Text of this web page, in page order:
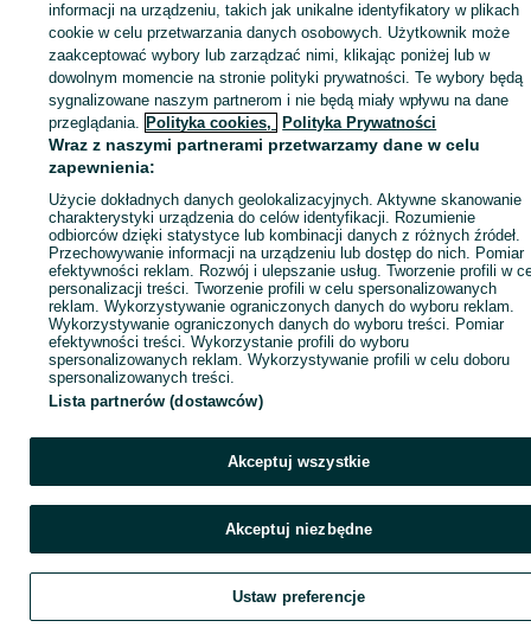
KATEGORIA
250671237 Wyświetlenia:
Zadzwoń / SMS
informacji na urządzeniu, takich jak unikalne identyfikatory w plikach
cookie w celu przetwarzania danych osobowych. Użytkownik może
zaakceptować wybory lub zarządzać nimi, klikając poniżej lub w
dowolnym momencie na stronie polityki prywatności. Te wybory będą
sygnalizowane naszym partnerom i nie będą miały wpływu na dane
przeglądania. Polityka cookies, Polityka Prywatności
Wraz z naszymi partnerami przetwarzamy dane w celu
zapewnienia:
Użycie dokładnych danych geolokalizacyjnych. Aktywne skanowanie
charakterystyki urządzenia do celów identyfikacji. Rozumienie
odbiorców dzięki statystyce lub kombinacji danych z różnych źródeł.
Przechowywanie informacji na urządzeniu lub dostęp do nich. Pomiar
efektywności reklam. Rozwój i ulepszanie usług. Tworzenie profili w
personalizacji treści. Tworzenie profili w celu spersonalizowanych
reklam. Wykorzystywanie ograniczonych danych do wyboru reklam.
Wykorzystywanie ograniczonych danych do wyboru treści. Pomiar
efektywności treści. Wykorzystanie profili do wyboru
spersonalizowanych reklam. Wykorzystywanie profili w celu doboru
spersonalizowanych treści.
Lista partnerów (dostawców)
Akceptuj wszystkie
Akceptuj niezbędne
Ustaw preferencje